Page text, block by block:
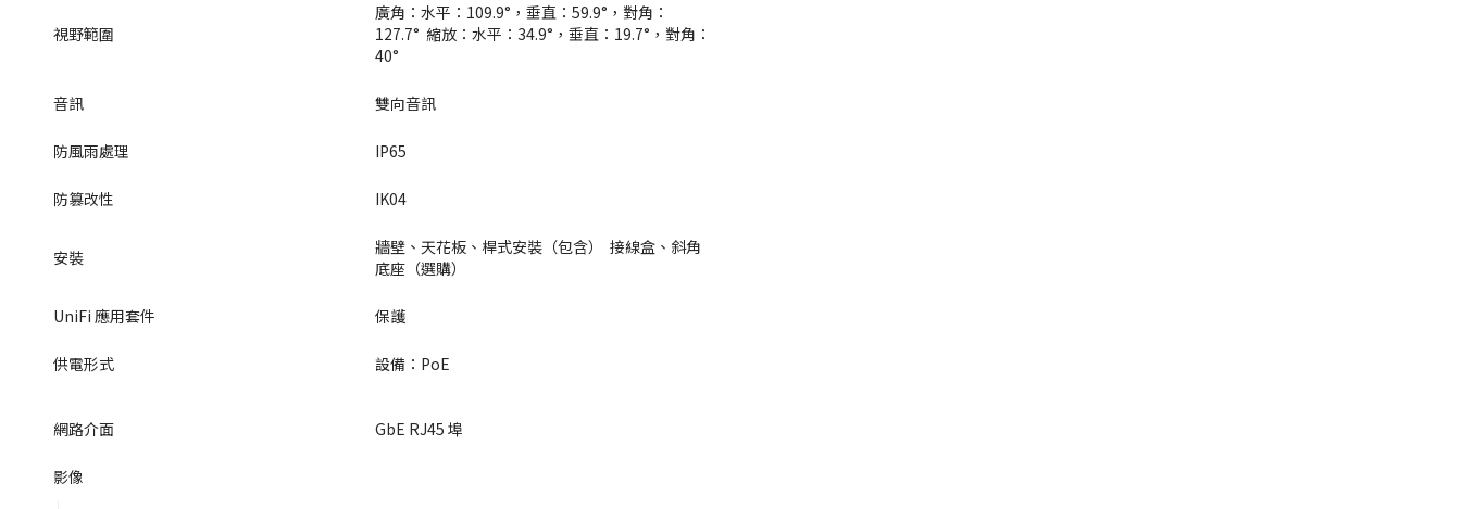
視野範圍
廣角：水平：109.9°，垂直：59.9°，對角：
127.7°  縮放：水平：34.9°，垂直：19.7°，對角：
40°
音訊 雙向音訊
防風雨處理 IP65
防篡改性 IK04
安裝
牆壁、天花板、桿式安裝（包含）  接線盒、斜角
底座（選購）
UniFi 應用套件 保護
供電形式 設備：PoE
網路介面 GbE RJ45 埠
影像